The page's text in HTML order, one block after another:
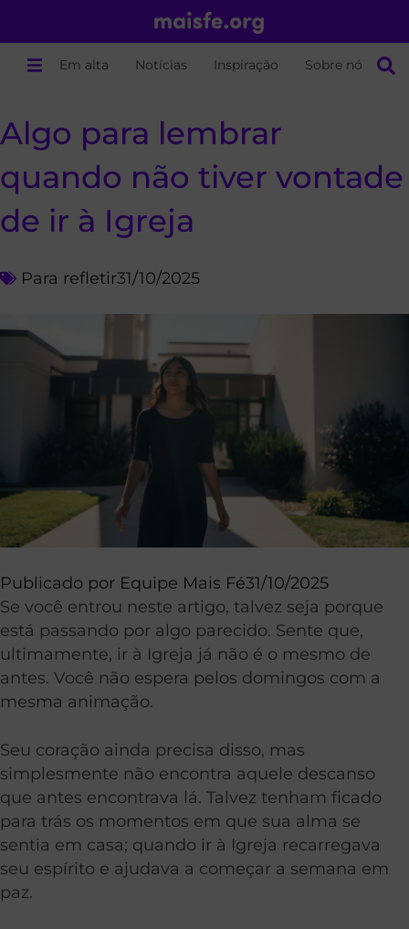
Em alta Notícias Inspiração Sobre nós
Algo para lembrar
quando não tiver vontade
de ir à Igreja
Para refletir31/10/2025
Publicado por Equipe Mais Fé31/10/2025
Se você entrou neste artigo, talvez seja porque
está passando por algo parecido. Sente que,
ultimamente, ir à Igreja já não é o mesmo de
antes. Você não espera pelos domingos com a
mesma animação.
Seu coração ainda precisa disso, mas
simplesmente não encontra aquele descanso
que antes encontrava lá. Talvez tenham ficado
para trás os momentos em que sua alma se
sentia em casa; quando ir à Igreja recarregava
seu espírito e ajudava a começar a semana em
paz.